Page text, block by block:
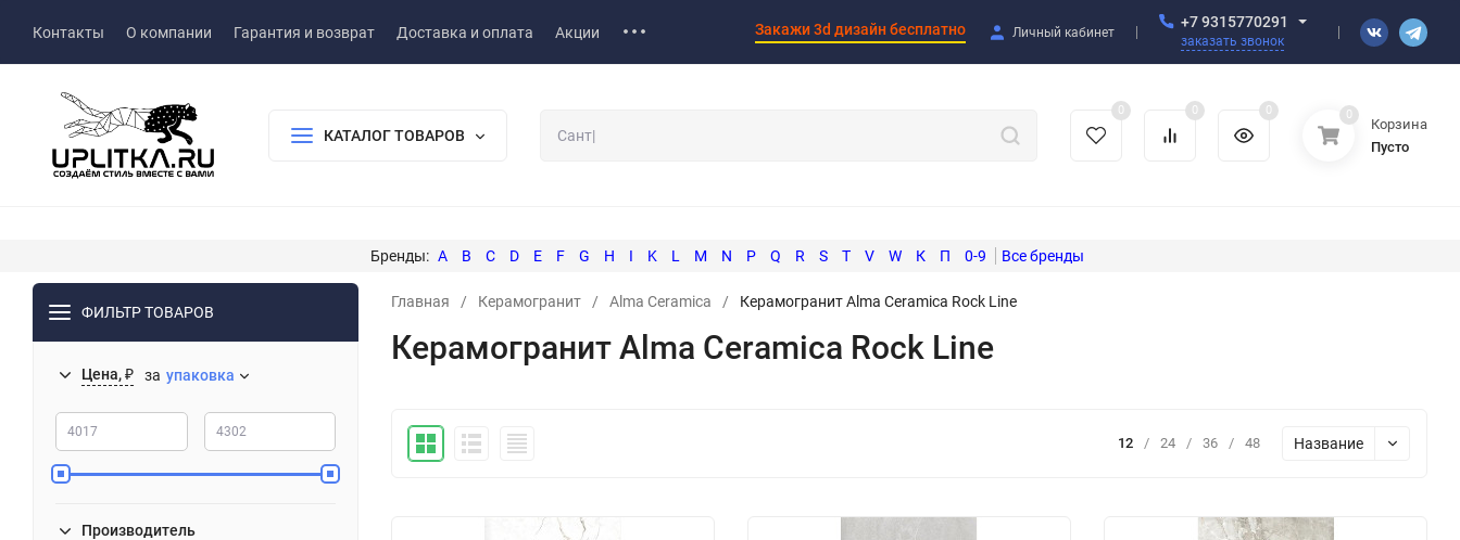
Контакты О компании Гарантия и возврат Доставка и оплата Акции Закажи 3d дизайн бесплатно Личный кабинет
+7 9315770291
заказать звонок
КАТАЛОГ ТОВАРОВ
0 0 0 0
Корзина
Пусто
A B C D E F G H I K L M N P Q R S T V W К П 0-9
ФИЛЬТР ТОВАРОВ
Цена, ₽ за упаковка
Производитель
Главная / Керамогранит / Alma Ceramica / Керамогранит Alma Ceramica Rock Line
Керамогранит Alma Ceramica Rock Line
12 / 24 / 36 / 48 Название